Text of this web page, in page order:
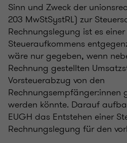
Sinn und Zweck der
203 MwStSystRL) zur
Rechnungslegung ist es
Steueraufkommens
wäre nur gegeben, wenn
Rechnung gestellten
Vorsteuerabzug von den
Rechnungsempfänger:innen
werden könnte. Darauf
EUGH das Entstehen einer
Rechnungslegung für den